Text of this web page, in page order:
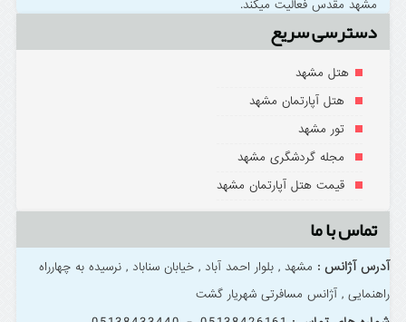
مشهد مقدس فعالیت میکند.
دسترسی سریع
هتل مشهد
هتل آپارتمان مشهد
تور مشهد
مجله گردشگری مشهد
قیمت هتل آپارتمان مشهد
تماس با ما
آدرس آژانس : مشهد , بلوار احمد آباد , خیابان سناباد , نرسیده به چهارراه
راهنمایی , آژانس مسافرتی شهریار گشت